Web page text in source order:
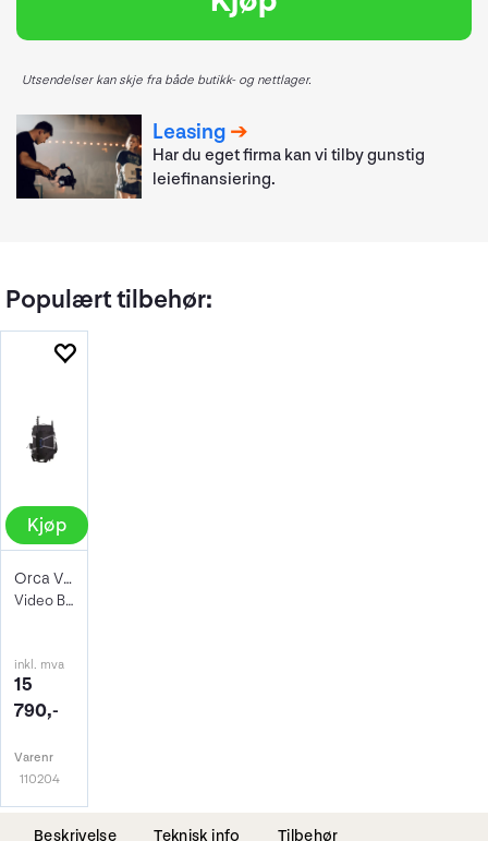
Utsendelser kan skje fra både butikk- og nettlager.
Leasing
Har du eget firma kan vi tilby gunstig
leiefinansiering.
Populært tilbehør:
Kjøp
Orca Video Trillebag OR-48
Video Bag 66x 36 x29-37cm
inkl. mva
15
790,-
Varenr
110204
Beskrivelse Teknisk info Tilbehør